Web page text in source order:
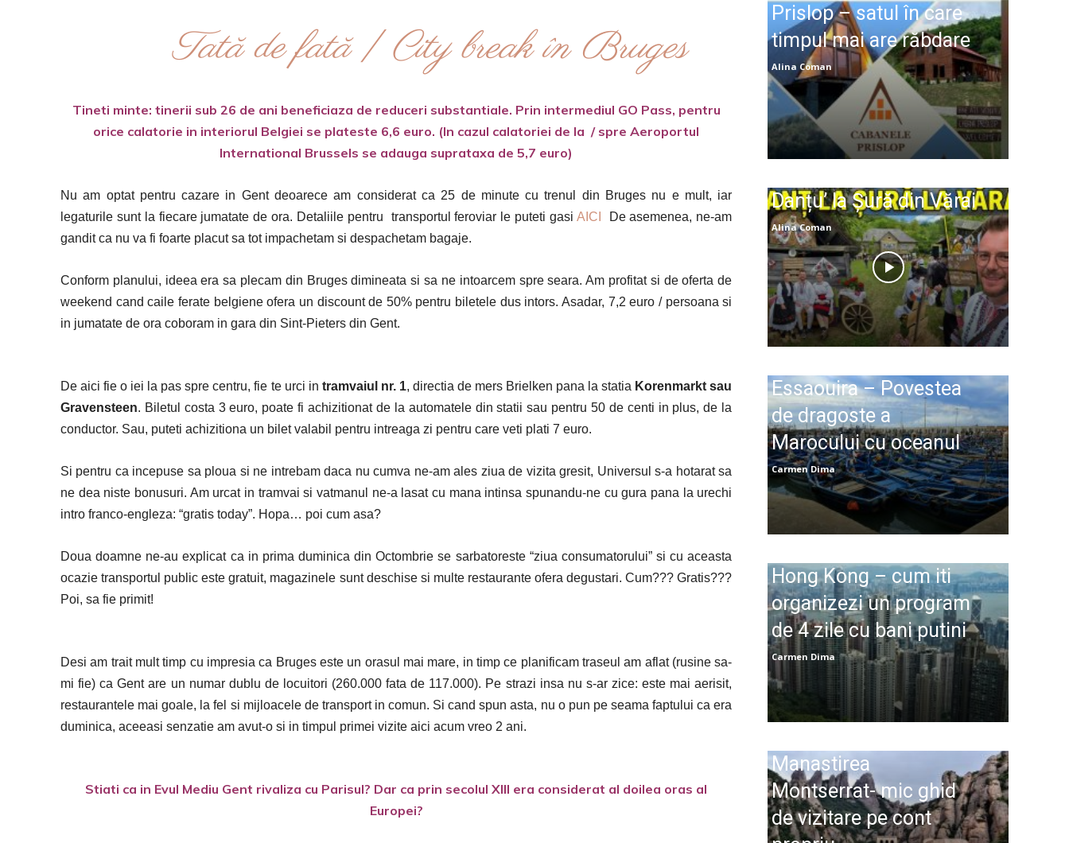
Tată de fată | City break în Bruges
Tineti minte: tinerii sub 26 de ani beneficiaza de reduceri substantiale. Prin intermediul GO Pass, pentru
orice calatorie in interiorul Belgiei se plateste 6,6 euro. (In cazul calatoriei de la / spre Aeroportul
International Brussels se adauga suprataxa de 5,7 euro)
Nu am optat pentru cazare in Gent deoarece am considerat ca 25 de minute cu trenul din Bruges nu e mult, iar
legaturile sunt la fiecare jumatate de ora. Detaliile pentru transportul feroviar le puteti gasi AICI
De asemenea, ne-am
gandit ca nu va fi foarte placut sa tot impachetam si despachetam bagaje.
Conform planului, ideea era sa plecam din Bruges dimineata si sa ne intoarcem spre seara. Am profitat si de oferta de
weekend cand caile ferate belgiene ofera un discount de 50% pentru biletele dus intors. Asadar, 7,2 euro / persoana si
in jumatate de ora coboram in gara din Sint-Pieters din Gent.
De aici fie o iei la pas spre centru, fie te urci in tramvaiul nr. 1, directia de mers Brielken pana la statia Korenmarkt sau
Gravensteen. Biletul costa 3 euro, poate fi achizitionat de la automatele din statii sau pentru 50 de centi in plus, de la
conductor. Sau, puteti achizitiona un bilet valabil pentru intreaga zi pentru care veti plati 7 euro.
Si pentru ca incepuse sa ploua si ne intrebam daca nu cumva ne-am ales ziua de vizita gresit, Universul s-a hotarat sa
ne dea niste bonusuri. Am urcat in tramvai si vatmanul ne-a lasat cu mana intinsa spunandu-ne cu gura pana la urechi
intro franco-engleza: “gratis today”. Hopa… poi cum asa?
Doua doamne ne-au explicat ca in prima duminica din Octombrie se sarbatoreste “ziua consumatorului” si cu aceasta
ocazie transportul public este gratuit, magazinele sunt deschise si multe restaurante ofera degustari. Cum??? Gratis???
Poi, sa fie primit!
Desi am trait mult timp cu impresia ca Bruges este un orasul mai mare, in timp ce planificam traseul am aflat (rusine sa-
mi fie) ca Gent are un numar dublu de locuitori (260.000 fata de 117.000). Pe strazi insa nu s-ar zice: este mai aerisit,
restaurantele mai goale, la fel si mijloacele de transport in comun. Si cand spun asta, nu o pun pe seama faptului ca era
duminica, aceeasi senzatie am avut-o si in timpul primei vizite aici acum vreo 2 ani.
Stiati ca in Evul Mediu Gent rivaliza cu Parisul? Dar ca prin secolul XIII era considerat al doilea oras al
Europei?
Prislop – satul în care
timpul mai are răbdare
Alina Coman
Danțu’ la Șură din Vărai
Alina Coman
Essaouira – Povestea
de dragoste a
Marocului cu oceanul
Carmen Dima
Hong Kong – cum iti
organizezi un program
de 4 zile cu bani putini
Carmen Dima
Manastirea
Montserrat- mic ghid
de vizitare pe cont